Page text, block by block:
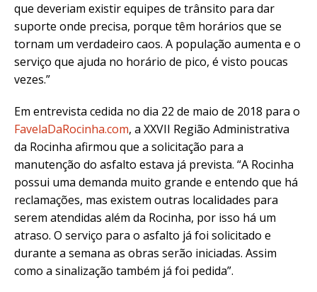
que deveriam existir equipes de trânsito para dar
suporte onde precisa, porque têm horários que se
tornam um verdadeiro caos. A população aumenta e o
serviço que ajuda no horário de pico, é visto poucas
vezes.”
Em entrevista cedida no dia 22 de maio de 2018 para o
FavelaDaRocinha.com, a XXVII Região Administrativa
da Rocinha afirmou que a solicitação para a
manutenção do asfalto estava já prevista. “A Rocinha
possui uma demanda muito grande e entendo que há
reclamações, mas existem outras localidades para
serem atendidas além da Rocinha, por isso há um
atraso. O serviço para o asfalto já foi solicitado e
durante a semana as obras serão iniciadas. Assim
como a sinalização também já foi pedida”.